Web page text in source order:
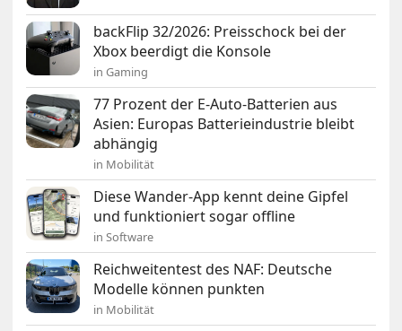
backFlip 32/2026: Preisschock bei der
Xbox beerdigt die Konsole
in Gaming
77 Prozent der E-Auto-Batterien aus
Asien: Europas Batterieindustrie bleibt
abhängig
in Mobilität
Diese Wander-App kennt deine Gipfel
und funktioniert sogar offline
in Software
Reichweitentest des NAF: Deutsche
Modelle können punkten
in Mobilität